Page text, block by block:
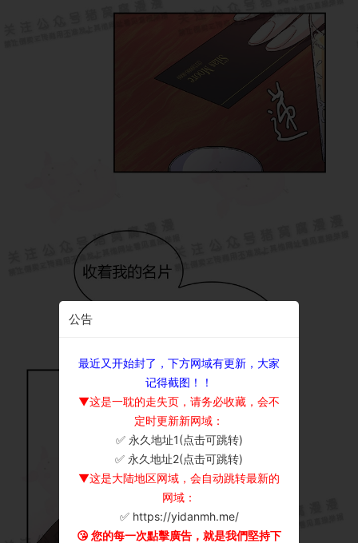
公告
最近又开始封了，下方网域有更新，大家
记得截图！！
▼这是一耽的走失页，请务必收藏，会不
定时更新新网域：
✅ 永久地址1(点击可跳转)
✅ 永久地址2(点击可跳转)
▼这是大陆地区网域，会自动跳转最新的
网域：
✅ https://yidanmh.me/
😘 您的每一次點擊廣告，就是我們堅持下